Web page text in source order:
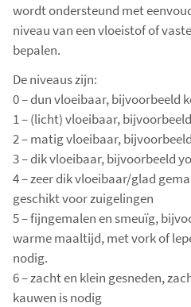
wordt ondersteund met
niveau van een vloeistof of
bepalen.
De niveaus zijn:
0 – dun vloeibaar, bijvoorbeeld
1 – (licht) vloeibaar,
2 – matig vloeibaar,
3 – dik vloeibaar, bijvoorbeeld
4 – zeer dik vloeibaar/glad
geschikt voor zuigelingen
5 – fijngemalen en smeuïg,
warme maaltijd, met vork of
nodig.
6 – zacht en klein gesneden,
kauwen is nodig